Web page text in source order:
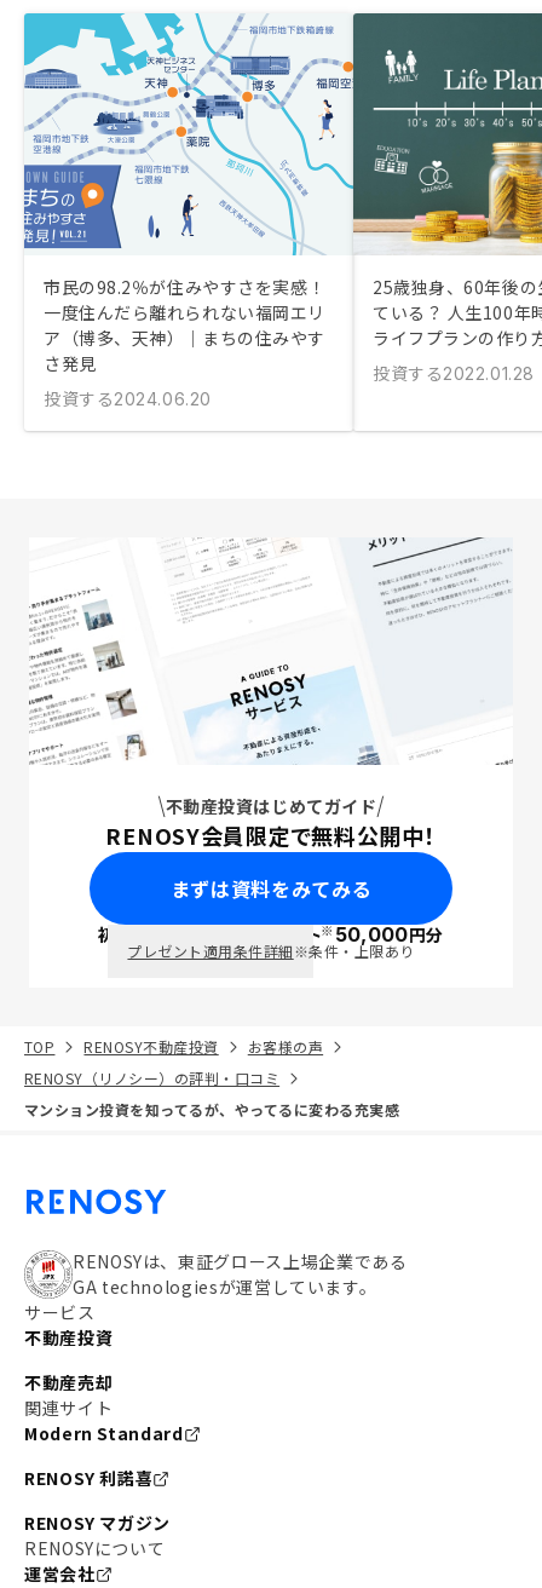
市民の98.2％が住みやすさを実感！
一度住んだら離れられない福岡エリ
ア（博多、天神）｜まちの住みやす
さ発見
投資する2024.06.20
25歳独身、60年後
ている？ 人生100年
ライフプランの作り
投資する2022.01.28
不動産投資はじめてガイド
RENOSY会員限定で無料公開中！
まずは資料をみてみる
初回面談で ポイント※50,000円分
プレゼント適用条件詳細※条件・上限あり
TOP RENOSY不動産投資
お客様の声
RENOSY（リノシー）の評判・口コミ
マンション投資を知ってるが、やってるに変わる充実感
RENOSYは、東証グロース上場企業である
GA technologiesが運営しています。
サービス
不動産投資
不動産売却
関連サイト
Modern Standard
RENOSY 利諾喜
RENOSY マガジン
RENOSYについて
運営会社